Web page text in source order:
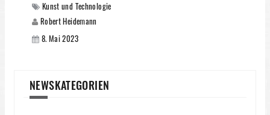
Kunst und Technologie
Robert Heidemann
8. Mai 2023
NEWSKATEGORIEN